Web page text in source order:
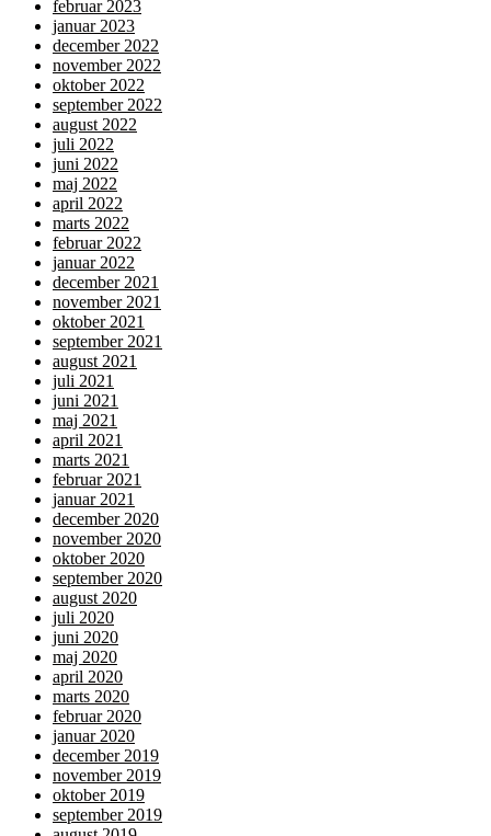
februar 2023
januar 2023
december 2022
november 2022
oktober 2022
september 2022
august 2022
juli 2022
juni 2022
maj 2022
april 2022
marts 2022
februar 2022
januar 2022
december 2021
november 2021
oktober 2021
september 2021
august 2021
juli 2021
juni 2021
maj 2021
april 2021
marts 2021
februar 2021
januar 2021
december 2020
november 2020
oktober 2020
september 2020
august 2020
juli 2020
juni 2020
maj 2020
april 2020
marts 2020
februar 2020
januar 2020
december 2019
november 2019
oktober 2019
september 2019